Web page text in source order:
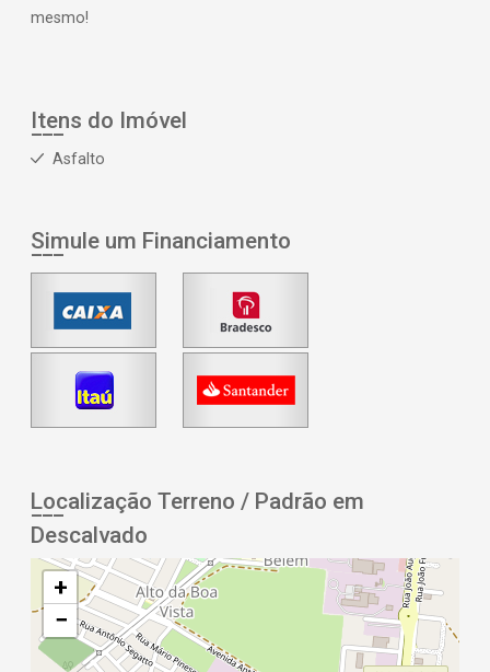
mesmo!
Itens do Imóvel
Asfalto
Simule um Financiamento
Localização Terreno / Padrão em
Descalvado
+
−